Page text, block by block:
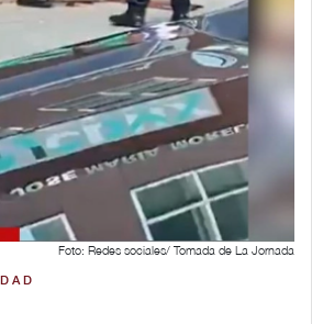
Foto: Redes sociales/ Tomada de La Jornada